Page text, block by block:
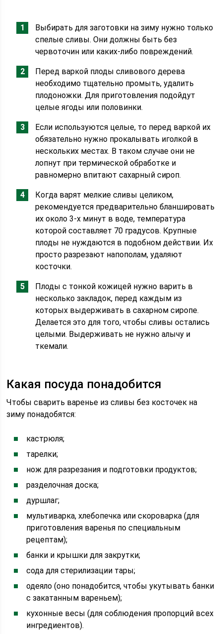
Выбирать для заготовки на зиму нужно только
спелые сливы. Они должны быть без
червоточин или каких-либо повреждений.
Перед варкой плоды сливового дерева
необходимо тщательно промыть, удалить
плодоножки. Для приготовления подойдут
целые ягоды или половинки.
Если используются целые, то перед варкой их
обязательно нужно прокалывать иголкой в
нескольких местах. В таком случае они не
лопнут при термической обработке и
равномерно впитают сахарный сироп.
Когда варят мелкие сливы целиком,
рекомендуется предварительно бланшировать
их около 3-х минут в воде, температура
которой составляет 70 градусов. Крупные
плоды не нуждаются в подобном действии. Их
просто разрезают напополам, удаляют
косточки.
Плоды с тонкой кожицей нужно варить в
несколько закладок, перед каждым из
которых выдерживать в сахарном сиропе.
Делается это для того, чтобы сливы остались
целыми. Выдерживать не нужно алычу и
ткемали.
Какая посуда понадобится
Чтобы сварить варенье из сливы без косточек на
зиму понадобятся:
кастрюля;
тарелки;
нож для разрезания и подготовки продуктов;
разделочная доска;
дуршлаг;
мультиварка, хлебопечка или скороварка (для
приготовления варенья по специальным
рецептам);
банки и крышки для закрутки;
сода для стерилизации тары;
одеяло (оно понадобится, чтобы укутывать банки
с закатанным вареньем);
кухонные весы (для соблюдения пропорций всех
ингредиентов).